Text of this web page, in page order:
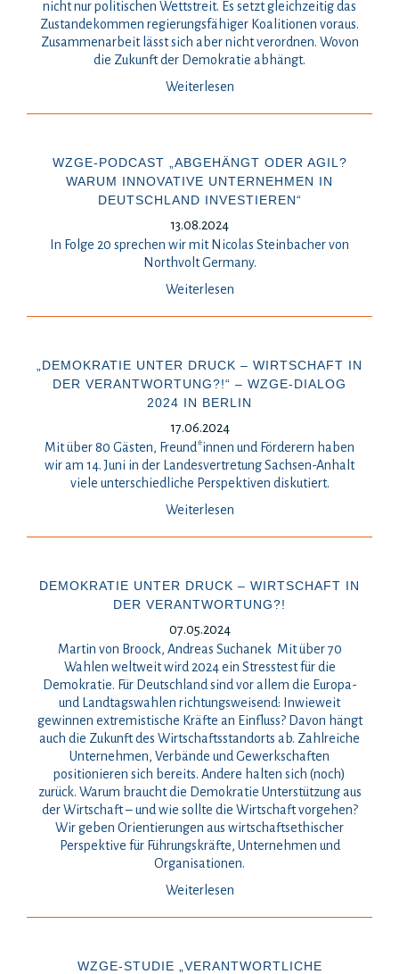
nicht nur politischen Wettstreit. Es setzt gleichzeitig das
Zustandekommen regierungsfähiger Koalitionen voraus.
Zusammenarbeit lässt sich aber nicht verordnen. Wovon
die Zukunft der Demokratie abhängt.
Weiterlesen
WZGE-PODCAST „ABGEHÄNGT ODER AGIL?
WARUM INNOVATIVE UNTERNEHMEN IN
DEUTSCHLAND INVESTIEREN“
13.08.2024
In Folge 20 sprechen wir mit Nicolas Steinbacher von
Northvolt Germany.
Weiterlesen
„DEMOKRATIE UNTER DRUCK – WIRTSCHAFT IN
DER VERANTWORTUNG?!“ – WZGE-DIALOG
2024 IN BERLIN
17.06.2024
Mit über 80 Gästen, Freund*innen und Förderern haben
wir am 14. Juni in der Landesvertretung Sachsen-Anhalt
viele unterschiedliche Perspektiven diskutiert.
Weiterlesen
DEMOKRATIE UNTER DRUCK – WIRTSCHAFT IN
DER VERANTWORTUNG?!
07.05.2024
Martin von Broock, Andreas Suchanek Mit über 70
Wahlen weltweit wird 2024 ein Stresstest für die
Demokratie. Für Deutschland sind vor allem die Europa-
und Landtagswahlen richtungsweisend: Inwieweit
gewinnen extremistische Kräfte an Einfluss? Davon hängt
auch die Zukunft des Wirtschaftsstandorts ab. Zahlreiche
Unternehmen, Verbände und Gewerkschaften
positionieren sich bereits. Andere halten sich (noch)
zurück. Warum braucht die Demokratie Unterstützung aus
der Wirtschaft – und wie sollte die Wirtschaft vorgehen?
Wir geben Orientierungen aus wirtschaftsethischer
Perspektive für Führungskräfte, Unternehmen und
Organisationen.
Weiterlesen
WZGE-STUDIE „VERANTWORTLICHE